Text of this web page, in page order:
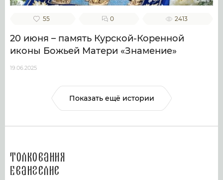
55 0 2413
20 июня – память Курской-Коренной
иконы Божьей Матери «Знамение»
19.06.2025
Показать ещё истории
Толкования
Евангелие